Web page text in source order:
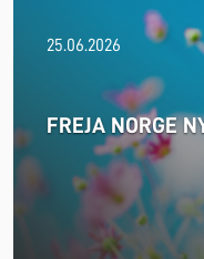
25.06.2026
FREJA NORGE